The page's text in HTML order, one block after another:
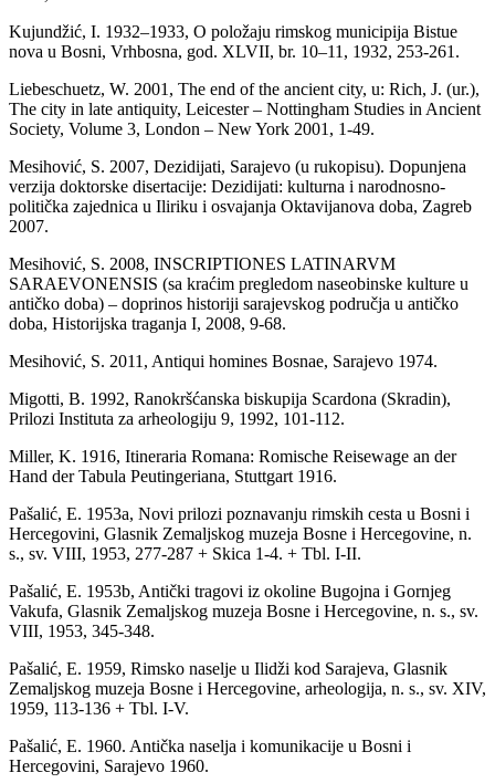
Kujundžić, I. 1932–1933, O položaju rimskog municipija Bistue
nova u Bosni, Vrhbosna, god. XLVII, br. 10–11, 1932, 253-261.
Liebeschuetz, W. 2001, The end of the ancient city, u: Rich, J. (ur.),
The city in late antiquity, Leicester – Nottingham Studies in Ancient
Society, Volume 3, London – New York 2001, 1-49.
Mesihović, S. 2007, Dezidijati, Sarajevo (u rukopisu). Dopunjena
verzija doktorske disertacije: Dezidijati: kulturna i narodnosno-
politička zajednica u Iliriku i osvajanja Oktavijanova doba, Zagreb
2007.
Mesihović, S. 2008, INSCRIPTIONES LATINARVM
SARAEVONENSIS (sa kraćim pregledom naseobinske kulture u
antičko doba) – doprinos historiji sarajevskog područja u antičko
doba, Historijska traganja I, 2008, 9-68.
Mesihović, S. 2011, Antiqui homines Bosnae, Sarajevo 1974.
Migotti, B. 1992, Ranokršćanska biskupija Scardona (Skradin),
Prilozi Instituta za arheologiju 9, 1992, 101-112.
Miller, K. 1916, Itineraria Romana: Romische Reisewage an der
Hand der Tabula Peutingeriana, Stuttgart 1916.
Pašalić, E. 1953a, Novi prilozi poznavanju rimskih cesta u Bosni i
Hercegovini, Glasnik Zemaljskog muzeja Bosne i Hercegovine, n.
s., sv. VIII, 1953, 277-287 + Skica 1-4. + Tbl. I-II.
Pašalić, E. 1953b, Antički tragovi iz okoline Bugojna i Gornjeg
Vakufa, Glasnik Zemaljskog muzeja Bosne i Hercegovine, n. s., sv.
VIII, 1953, 345-348.
Pašalić, E. 1959, Rimsko naselje u Ilidži kod Sarajeva, Glasnik
Zemaljskog muzeja Bosne i Hercegovine, arheologija, n. s., sv. XIV,
1959, 113-136 + Tbl. I-V.
Pašalić, E. 1960. Antička naselja i komunikacije u Bosni i
Hercegovini, Sarajevo 1960.